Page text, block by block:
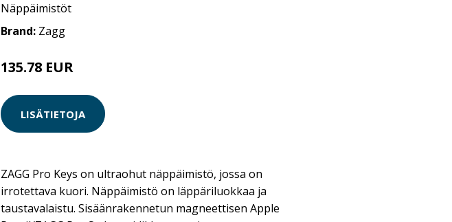
Näppäimistöt
Brand: Zagg
135.78 EUR
LISÄTIETOJA
ZAGG Pro Keys on ultraohut näppäimistö, jossa on
irrotettava kuori. Näppäimistö on läppäriluokkaa ja
taustavalaistu. Sisäänrakennetun magneettisen Apple